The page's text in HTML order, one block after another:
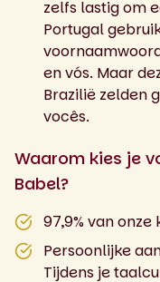
zelfs lastig om
Portugal
en vós. Maar
Brazilië zelden
vocês.
Waarom kies je
Babel?
97,9% van
Persoonlijke
Tijdens je